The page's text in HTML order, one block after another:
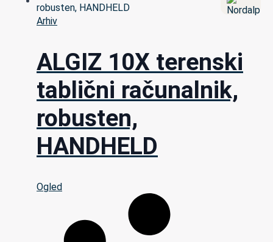
Arhiv
ALGIZ 10X terenski
tablični računalnik,
robusten,
HANDHELD
Ogled